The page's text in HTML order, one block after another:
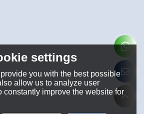
settings
you with the best possible
allow us to analyze user
constantly improve the website for